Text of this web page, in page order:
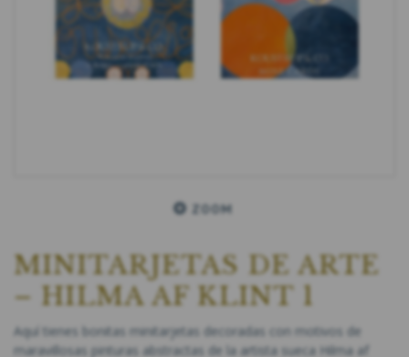
ZOOM
MINITARJETAS DE ARTE
– HILMA AF KLINT 1
Aquí tienes bonitas minitarjetas decoradas con motivos de
maravillosas pinturas abstractas de la artista sueca Hilma af